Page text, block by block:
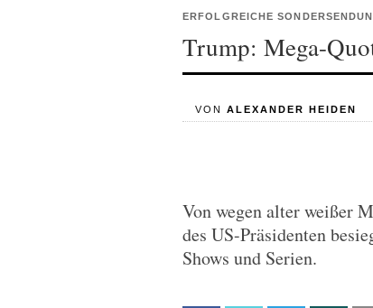
ERFOLGREICHE
Trump: Mega-
VON ALEXANDER HEIDEN
Von wegen alter weißer
des US-Präsidenten
Shows und Serien.